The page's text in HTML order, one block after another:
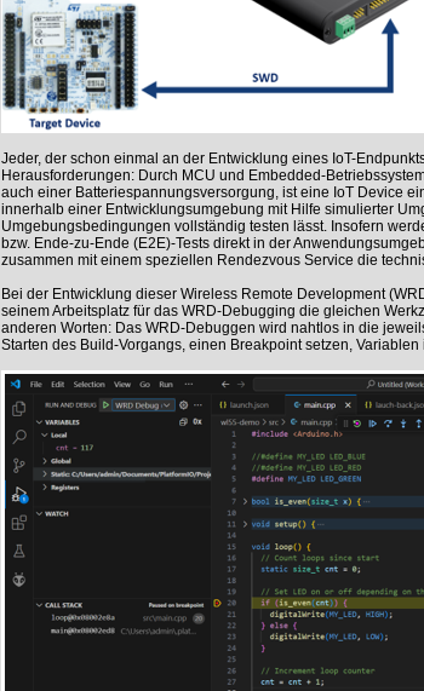
Jeder, der schon einmal an der Entwicklung eines IoT-
Herausforderungen: Durch MCU und Embedded-
auch einer Batteriespannungsversorgung, ist eine IoT Device
innerhalb einer Entwicklungsumgebung mit Hilfe simulierter
Umgebungsbedingungen vollständig testen lässt. Insofern
bzw. Ende-zu-Ende (E2E)-Tests direkt in der
zusammen mit einem speziellen Rendezvous Service die
Bei der Entwicklung dieser Wireless Remote Development
seinem Arbeitsplatz für das WRD-Debugging die gleichen
anderen Worten: Das WRD-Debuggen wird nahtlos in die
Starten des Build-Vorgangs, einen Breakpoint setzen,